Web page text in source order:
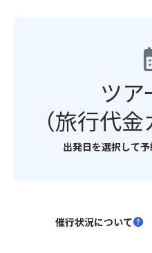
ツア
（旅行代
出発日を選択して予
催行状況についてhelp